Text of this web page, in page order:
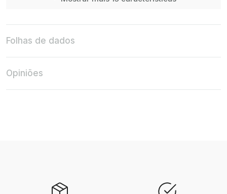
Folhas de dados
Opiniões